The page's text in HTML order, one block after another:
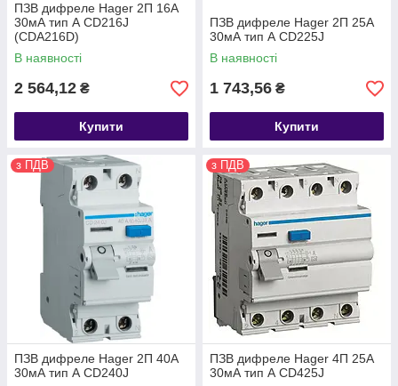
ПЗВ дифреле Hager 2П 16А
30мА тип А CD216J
(CDA216D)
В наявності
2 564,12 ₴
Купити
ПЗВ дифреле Hager 2П 25А
30мА тип А CD225J
В наявності
1 743,56 ₴
Купити
з ПДВ
ПЗВ дифреле Hager 2П 40А
30мА тип А CD240J
з ПДВ
ПЗВ дифреле Hager 4П 25А
30мА тип А CD425J